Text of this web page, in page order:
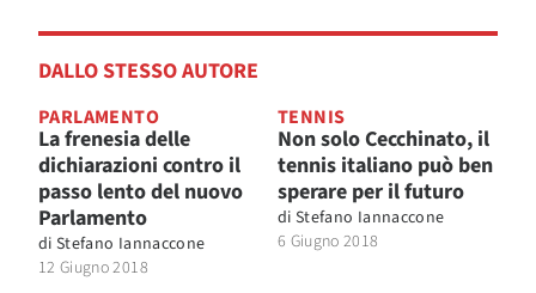
DALLO STESSO AUTORE
PARLAMENTO
La frenesia delle
dichiarazioni contro il
passo lento del nuovo
Parlamento
di Stefano Iannaccone
12 Giugno 2018
TENNIS
Non solo Cecchinato, il
tennis italiano può ben
sperare per il futuro
di Stefano Iannaccone
6 Giugno 2018